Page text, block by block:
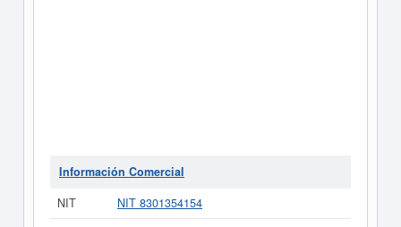
Información Comercial
NIT
NIT 8301354154